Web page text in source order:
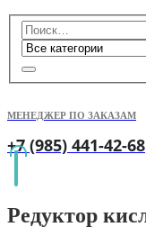
МЕНЕДЖЕР ПО ЗАКАЗАМ
+7 (985) 441-42-68
Редуктор